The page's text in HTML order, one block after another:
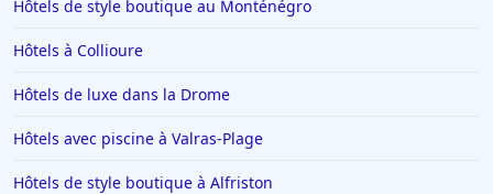
Hôtels de style boutique au Monténégro
Hôtels à Collioure
Hôtels de luxe dans la Drome
Hôtels avec piscine à Valras-Plage
Hôtels de style boutique à Alfriston